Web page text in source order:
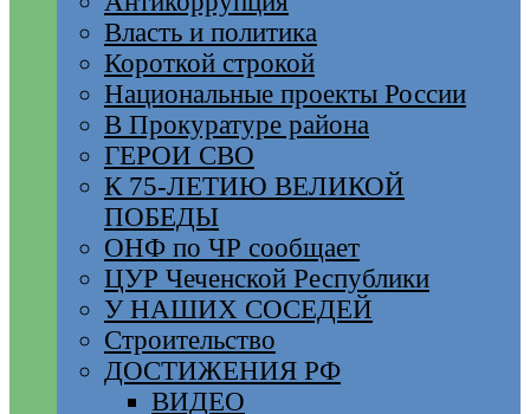
Власть и политика
Короткой строкой
Национальные проекты России
В Прокуратуре района
ГЕРОИ СВО
К 75-ЛЕТИЮ ВЕЛИКОЙ
ПОБЕДЫ
ОНФ по ЧР сообщает
ЦУР Чеченской Республики
У НАШИХ СОСЕДЕЙ
Строительство
ДОСТИЖЕНИЯ РФ
ВИДЕО